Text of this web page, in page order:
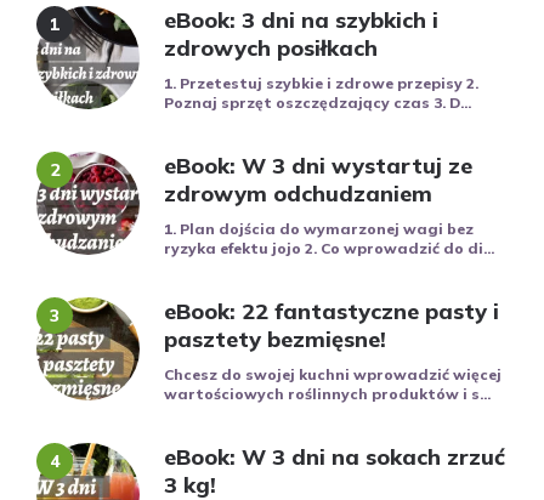
eBook: 3 dni na szybkich i
zdrowych posiłkach
1. Przetestuj szybkie i zdrowe przepisy 2.
Poznaj sprzęt oszczędzający czas 3. D...
eBook: W 3 dni wystartuj ze
zdrowym odchudzaniem
1. Plan dojścia do wymarzonej wagi bez
ryzyka efektu jojo 2. Co wprowadzić do di...
eBook: 22 fantastyczne pasty i
pasztety bezmięsne!
Chcesz do swojej kuchni wprowadzić więcej
wartościowych roślinnych produktów i s...
eBook: W 3 dni na sokach zrzuć
3 kg!